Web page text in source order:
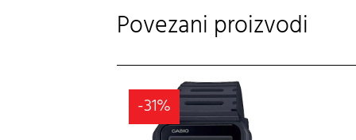
Povezani proizvodi
-31%